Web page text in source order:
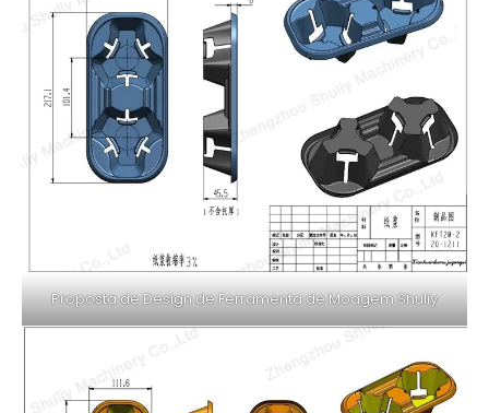
Proposta de Design de Ferramenta de Moagem Shuliy